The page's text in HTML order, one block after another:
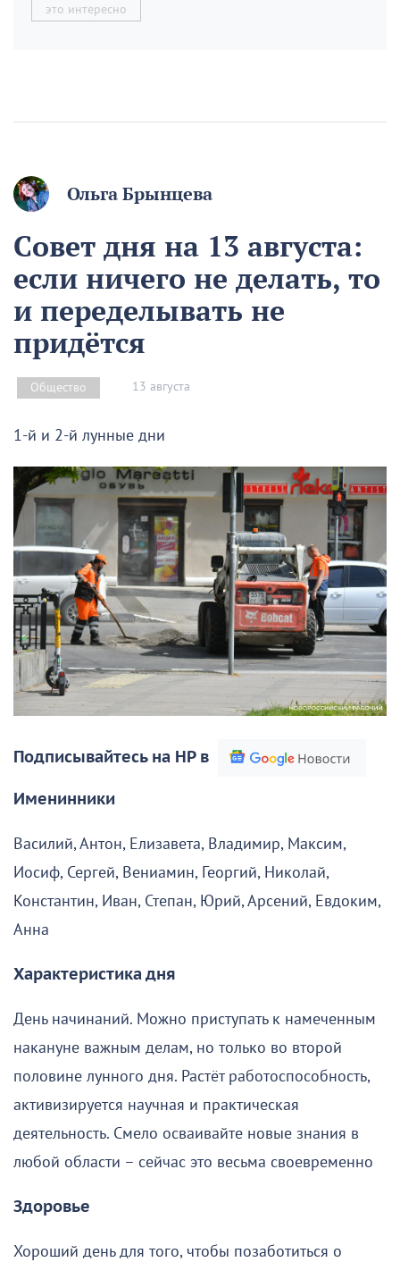
это интересно
Ольга Брынцева
Совет дня на 13 августа:
если ничего не делать, то
и переделывать не
придётся
Общество 13 августа
1-й и 2-й лунные дни
Подписывайтесь на НР в
Именинники
Василий, Антон, Елизавета, Владимир, Максим,
Иосиф, Сергей, Вениамин, Георгий, Николай,
Константин, Иван, Степан, Юрий, Арсений, Евдоким,
Анна
Характеристика дня
День начинаний. Можно приступать к намеченным
накануне важным делам, но только во второй
половине лунного дня. Растёт работоспособность,
активизируется научная и практическая
деятельность. Смело осваивайте новые знания в
любой области – сейчас это весьма своевременно
Здоровье
Хороший день для того, чтобы позаботиться о